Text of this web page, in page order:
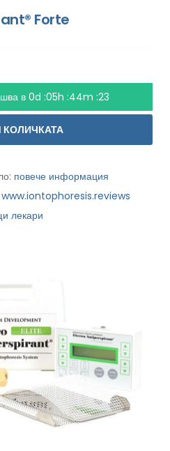
Forte
в0d :05h :44m :21
повече информация
www.iontophoresis.reviews
лекари